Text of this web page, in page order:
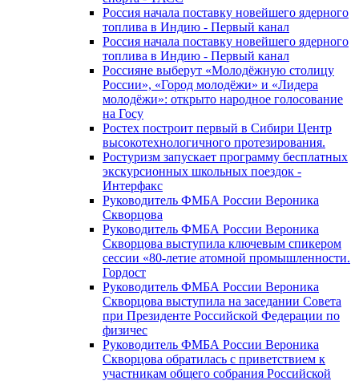
Россия начала поставку новейшего ядерного
топлива в Индию - Первый канал
Россия начала поставку новейшего ядерного
топлива в Индию - Первый канал
Россияне выберут «Молодёжную столицу
России», «Город молодёжи» и «Лидера
молодёжи»: открыто народное голосование
на Госу
Ростех построит первый в Сибири Центр
высокотехнологичного протезирования.
Ростуризм запускает программу бесплатных
экскурсионных школьных поездок -
Интерфакс
Руководитель ФМБА России Вероника
Скворцова
Руководитель ФМБА России Вероника
Скворцова выступила ключевым спикером
сессии «80-летие атомной промышленности.
Гордост
Руководитель ФМБА России Вероника
Скворцова выступила на заседании Совета
при Президенте Российской Федерации по
физичес
Руководитель ФМБА России Вероника
Скворцова обратилась с приветствием к
участникам общего собрания Российской